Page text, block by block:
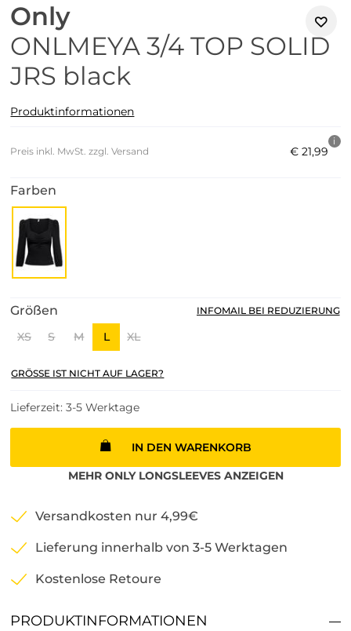
Only
ONLMEYA 3/4 TOP SOLID
JRS black
Produktinformationen
Preis inkl. MwSt. zzgl. Versand € 21,99
Farben
Größen
XS S M L XL
INFOMAIL BEI REDUZIERUNG
GRÖSSE IST NICHT AUF LAGER?
Lieferzeit: 3-5 Werktage
IN DEN WARENKORB
MEHR ONLY LONGSLEEVESANZEIGEN
Versandkosten nur 4,99€
Lieferung innerhalb von 3-5 Werktagen
Kostenlose Retoure
PRODUKTINFORMATIONEN